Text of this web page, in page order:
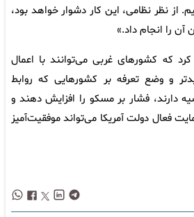
از نظر نظامی، این کار دشوار خواهد بود،
آن را انجام داد.»
که کشورهای غربی می‌توانند با اعمال
و وضع تعرفه بر کشورهایی که روابط
دارند، فشار بر مسکو را افزایش دهند و
فعال دولت آمریکا می‌تواند موفقیت‌آمیز